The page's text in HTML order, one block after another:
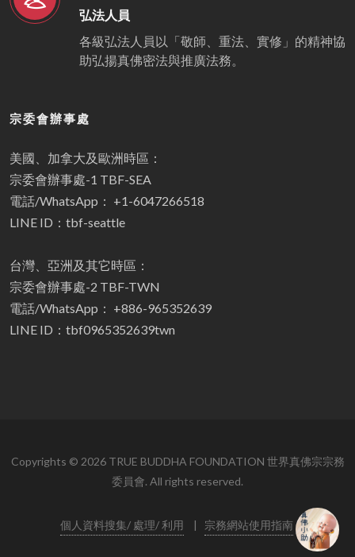
弘法人員
各級弘法人員以「敬師、重法、實修」的精神協
助弘揚真佛密法與推廣法務。
宗委會辦事處
美國、加拿大及歐洲時區：
宗委會辦事處-1 TBF-SEA
電話/WhatsApp： +1-6047266518
LINE ID：tbf-seattle
台灣、亞洲及其它時區：
宗委會辦事處-2 TBF-TWN
電話/WhatsApp： +886-965352639
LINE ID：tbf0965352639twn
Copyrights © 2026 TRUE BUDDHA FOUNDATION 世界真佛宗宗務
委員會. All rights reserved.
個人資料搜集/ 處理/ 利用 | 宗務網站使用指南